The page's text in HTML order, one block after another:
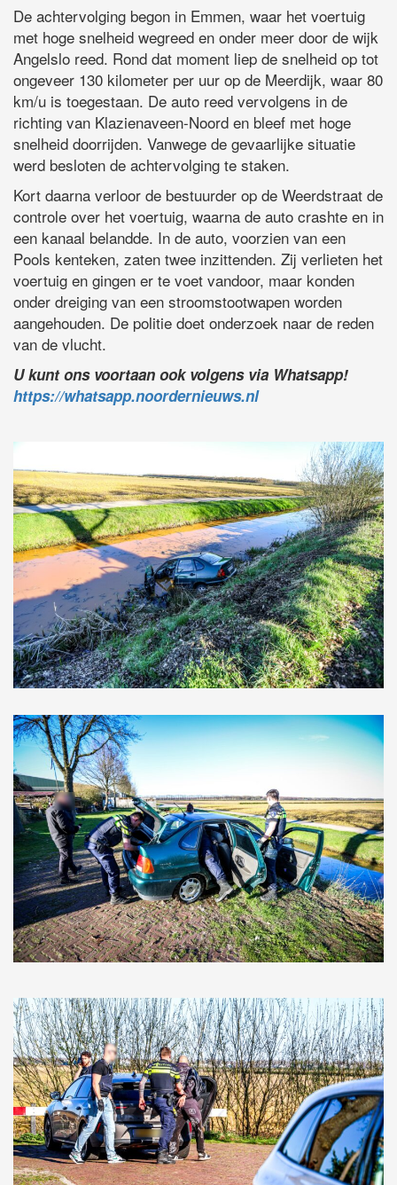
De achtervolging begon in Emmen, waar het voertuig
met hoge snelheid wegreed en onder meer door de wijk
Angelslo reed. Rond dat moment liep de snelheid op tot
ongeveer 130 kilometer per uur op de Meerdijk, waar 80
km/u is toegestaan. De auto reed vervolgens in de
richting van Klazienaveen-Noord en bleef met hoge
snelheid doorrijden. Vanwege de gevaarlijke situatie
werd besloten de achtervolging te staken.
Kort daarna verloor de bestuurder op de Weerdstraat de
controle over het voertuig, waarna de auto crashte en in
een kanaal belandde. In de auto, voorzien van een
Pools kenteken, zaten twee inzittenden. Zij verlieten het
voertuig en gingen er te voet vandoor, maar konden
onder dreiging van een stroomstootwapen worden
aangehouden. De politie doet onderzoek naar de reden
van de vlucht.
U kunt ons voortaan ook volgens via Whatsapp!
https://whatsapp.noordernieuws.nl